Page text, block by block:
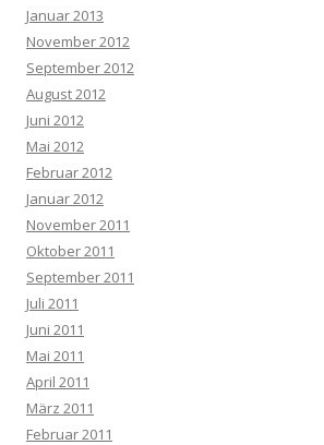
Januar 2013
November 2012
September 2012
August 2012
Juni 2012
Mai 2012
Februar 2012
Januar 2012
November 2011
Oktober 2011
September 2011
Juli 2011
Juni 2011
Mai 2011
April 2011
März 2011
Februar 2011